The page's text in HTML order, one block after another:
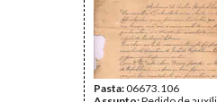
Pasta:06673.106